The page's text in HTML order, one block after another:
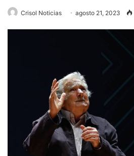
Crisol Noticias agosto 21, 2023